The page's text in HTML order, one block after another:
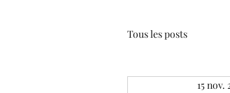
Tous les posts
15 nov.